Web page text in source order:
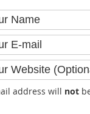
address will not